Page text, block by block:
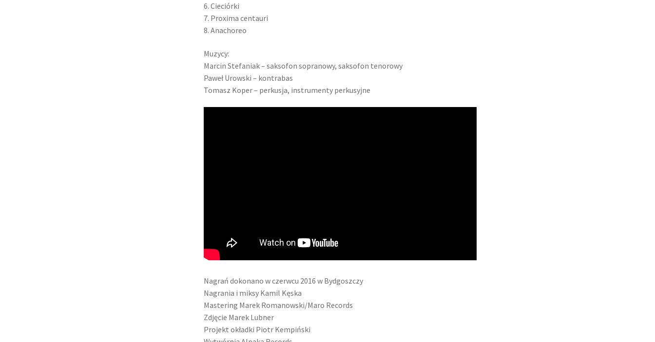
6. Cieciórki
7. Proxima centauri
8. Anachoreo
Muzycy:
Marcin Stefaniak – saksofon sopranowy, saksofon tenorowy
Paweł Urowski – kontrabas
Tomasz Koper – perkusja, instrumenty perkusyjne
Nagrań dokonano w czerwcu 2016 w Bydgoszczy
Nagrania i miksy Kamil Kęska
Mastering Marek Romanowski/Maro Records
Zdjęcie Marek Lubner
Projekt okładki Piotr Kempiński